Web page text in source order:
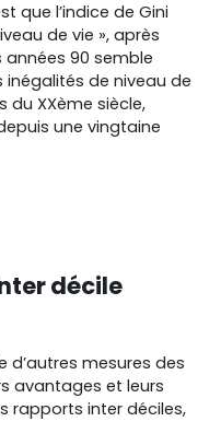
que l’indice de Gini
de vie », après
années 90 semble
inégalités de niveau de
du XXème siècle,
une vingtaine
décile
d’autres mesures des
avantages et leurs
rapports inter déciles,